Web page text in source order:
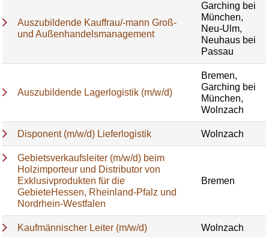
Auszubildende Kauffrau/-mann Groß-
und Außenhandelsmanagement
Garching bei
München,
Neu-Ulm,
Neuhaus bei
Passau
Auszubildende Lagerlogistik (m/w/d)
Bremen,
Garching bei
München,
Wolnzach
Disponent (m/w/d) Lieferlogistik Wolnzach
Gebietsverkaufsleiter (m/w/d) beim
Holzimporteur und Distributor von
Exklusivprodukten für die
GebieteHessen, Rheinland-Pfalz und
Nordrhein-Westfalen
Bremen
Kaufmännischer Leiter (m/w/d) Wolnzach